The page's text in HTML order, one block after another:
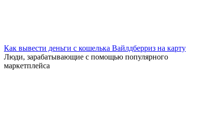
Как вывести деньги с кошелька Вайлдберриз на карту
Люди, зарабатывающие с помощью популярного
маркетплейса